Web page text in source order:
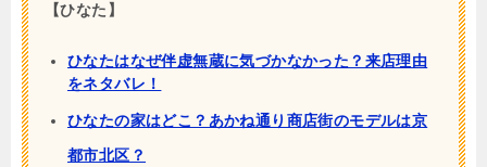
【ひなた】
ひなたはなぜ伴虚無蔵に気づかなかった？来店理由
をネタバレ！
ひなたの家はどこ？あかね通り商店街のモデルは京
都市北区？